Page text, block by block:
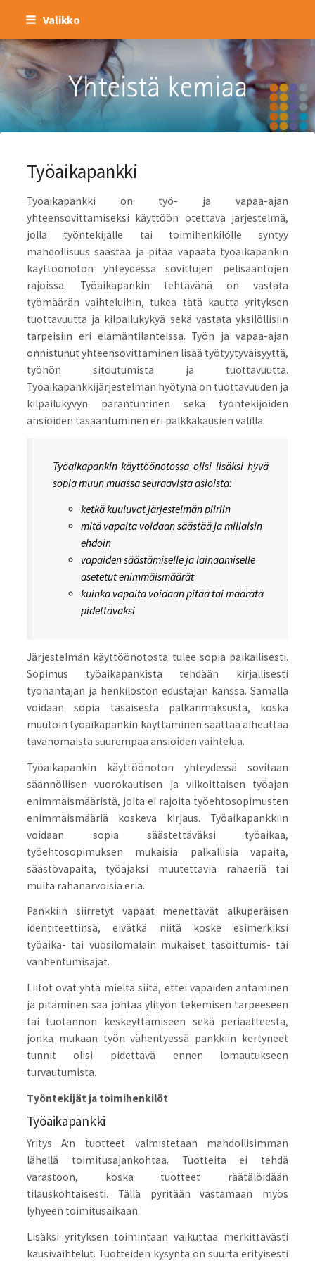
Siirry
sisältöön
Valikko
Kemianteollisuus ry
Työaikapankki
Työaikapankki on työ- ja vapaa-ajan
yhteensovittamiseksi käyttöön otettava järjestelmä,
jolla työntekijälle tai toimihenkilölle syntyy
mahdollisuus säästää ja pitää vapaata työaikapankin
käyttöönoton yhteydessä sovittujen pelisääntöjen
rajoissa. Työaikapankin tehtävänä on vastata
työmäärän vaihteluihin, tukea tätä kautta yrityksen
tuottavuutta ja kilpailukykyä sekä vastata yksilöllisiin
tarpeisiin eri elämäntilanteissa. Työn ja vapaa-ajan
onnistunut yhteensovittaminen lisää työtyytyväisyyttä,
työhön sitoutumista ja tuottavuutta.
Työaikapankkijärjestelmän hyötynä on tuottavuuden ja
kilpailukyvyn parantuminen sekä työntekijöiden
ansioiden tasaantuminen eri palkkakausien välillä.
Työaikapankin käyttöönotossa olisi lisäksi hyvä
sopia muun muassa seuraavista asioista:
ketkä kuuluvat järjestelmän piiriin
mitä vapaita voidaan säästää ja millaisin
ehdoin
vapaiden säästämiselle ja lainaamiselle
asetetut enimmäismäärät
kuinka vapaita voidaan pitää tai määrätä
pidettäväksi
Järjestelmän käyttöönotosta tulee sopia paikallisesti.
Sopimus työaikapankista tehdään kirjallisesti
työnantajan ja henkilöstön edustajan kanssa. Samalla
voidaan sopia tasaisesta palkanmaksusta, koska
muutoin työaikapankin käyttäminen saattaa aiheuttaa
tavanomaista suurempaa ansioiden vaihtelua.
Työaikapankin käyttöönoton yhteydessä sovitaan
säännöllisen vuorokautisen ja viikoittaisen työajan
enimmäismääristä, joita ei rajoita työehtosopimusten
enimmäismääriä koskeva kirjaus. Työaikapankkiin
voidaan sopia säästettäväksi työaikaa,
työehtosopimuksen mukaisia palkallisia vapaita,
säästövapaita, työajaksi muutettavia rahaeriä tai
muita rahanarvoisia eriä.
Pankkiin siirretyt vapaat menettävät alkuperäisen
identiteettinsä, eivätkä niitä koske esimerkiksi
työaika- tai vuosilomalain mukaiset tasoittumis- tai
vanhentumisajat.
Liitot ovat yhtä mieltä siitä, ettei vapaiden antaminen
ja pitäminen saa johtaa ylityön tekemisen tarpeeseen
tai tuotannon keskeyttämiseen sekä periaatteesta,
jonka mukaan työn vähentyessä pankkiin kertyneet
tunnit olisi pidettävä ennen lomautukseen
turvautumista.
Työntekijät ja toimihenkilöt
Työaikapankki
Yritys A:n tuotteet valmistetaan mahdollisimman
lähellä toimitusajankohtaa. Tuotteita ei tehdä
varastoon, koska tuotteet räätälöidään
tilauskohtaisesti. Tällä pyritään vastamaan myös
lyhyeen toimitusaikaan.
Lisäksi yrityksen toimintaan vaikuttaa merkittävästi
kausivaihtelut. Tuotteiden kysyntä on suurta erityisesti